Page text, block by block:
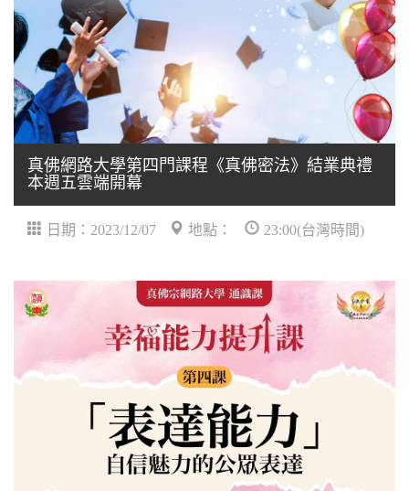
真佛網路大學第四門課程《真佛密法》結業典禮
本週五雲端開幕
日期：2023/12/07 地點： 23:00(台灣時間)